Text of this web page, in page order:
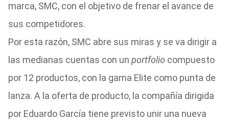
marca, SMC, con el objetivo de frenar el avance de
sus competidores.
Por esta razón, SMC abre sus miras y se va dirigir a
las medianas cuentas con un portfolio compuesto
por 12 productos, con la gama Elite como punta de
lanza. A la oferta de producto, la compañía dirigida
por Eduardo García tiene previsto unir una nueva